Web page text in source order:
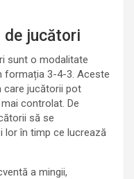
de jucători
sunt o modalitate
formația 3-4-3. Aceste
care jucătorii pot
controlat. De
să se
lor în timp ce lucrează
a mingii,